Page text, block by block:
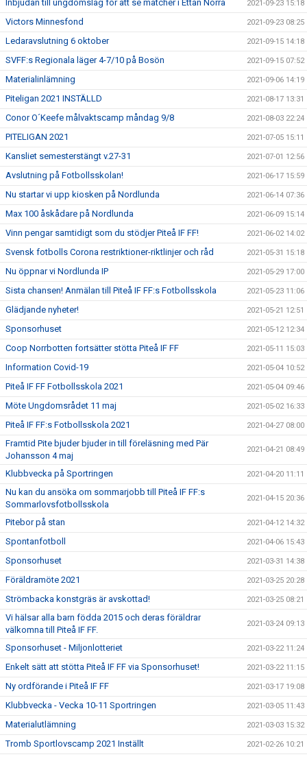
Inbjudan till ungdomslag för att se matcher i Ettan Norra 2021-09-23 15:18
Victors Minnesfond 2021-09-23 08:25
Ledaravslutning 6 oktober 2021-09-15 14:18
SVFF:s Regionala läger 4-7/10 på Bosön 2021-09-15 07:52
Materialinlämning 2021-09-06 14:19
Piteligan 2021 INSTÄLLD 2021-08-17 13:31
Conor O´Keefe målvaktscamp måndag 9/8 2021-08-03 22:24
PITELIGAN 2021 2021-07-05 15:11
Kansliet semesterstängt v.27-31 2021-07-01 12:56
Avslutning på Fotbollsskolan! 2021-06-17 15:59
Nu startar vi upp kiosken på Nordlunda 2021-06-14 07:36
Max 100 åskådare på Nordlunda 2021-06-09 15:14
Vinn pengar samtidigt som du stödjer Piteå IF FF! 2021-06-02 14:02
Svensk fotbolls Corona restriktioner-riktlinjer och råd 2021-05-31 15:18
Nu öppnar vi Nordlunda IP 2021-05-29 17:00
Sista chansen! Anmälan till Piteå IF FF:s Fotbollsskola 2021-05-23 11:06
Glädjande nyheter! 2021-05-21 12:51
Sponsorhuset 2021-05-12 12:34
Coop Norrbotten fortsätter stötta Piteå IF FF 2021-05-11 15:03
Information Covid-19 2021-05-04 10:52
Piteå IF FF Fotbollsskola 2021 2021-05-04 09:46
Möte Ungdomsrådet 11 maj 2021-05-02 16:33
Piteå IF FF:s Fotbollsskola 2021 2021-04-27 08:00
Framtid Pite bjuder bjuder in till föreläsning med Pär
Johansson 4 maj
2021-04-21 08:49
Klubbvecka på Sportringen 2021-04-20 11:11
Nu kan du ansöka om sommarjobb till Piteå IF FF:s
Sommarlovsfotbollsskola
2021-04-15 20:36
Pitebor på stan 2021-04-12 14:32
Spontanfotboll 2021-04-06 15:43
Sponsorhuset 2021-03-31 14:38
Föräldramöte 2021 2021-03-25 20:28
Strömbacka konstgräs är avskottad! 2021-03-25 08:21
Vi hälsar alla barn födda 2015 och deras föräldrar
välkomna till Piteå IF FF.
2021-03-24 09:13
Sponsorhuset - Miljonlotteriet 2021-03-22 11:24
Enkelt sätt att stötta Piteå IF FF via Sponsorhuset! 2021-03-22 11:15
Ny ordförande i Piteå IF FF 2021-03-17 19:08
Klubbvecka - Vecka 10-11 Sportringen 2021-03-05 11:43
Materialutlämning 2021-03-03 15:32
Tromb Sportlovscamp 2021 Inställt 2021-02-26 10:21